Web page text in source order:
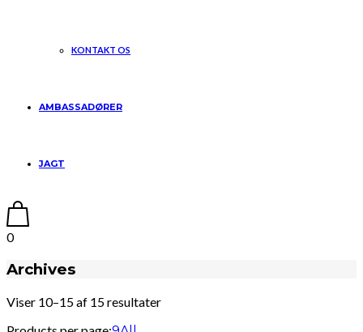
KONTAKT OS
AMBASSADØRER
JAGT
0
Archives
Viser 10–15 af 15 resultater